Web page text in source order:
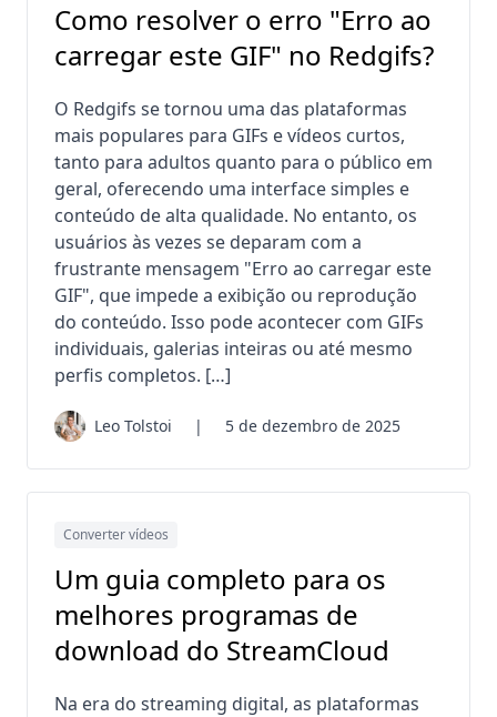
Como resolver o erro "Erro ao
carregar este GIF" no Redgifs?
O Redgifs se tornou uma das plataformas
mais populares para GIFs e vídeos curtos,
tanto para adultos quanto para o público em
geral, oferecendo uma interface simples e
conteúdo de alta qualidade. No entanto, os
usuários às vezes se deparam com a
frustrante mensagem "Erro ao carregar este
GIF", que impede a exibição ou reprodução
do conteúdo. Isso pode acontecer com GIFs
individuais, galerias inteiras ou até mesmo
perfis completos. […]
Leo Tolstoi | 5 de dezembro de 2025
Converter vídeos
Um guia completo para os
melhores programas de
download do StreamCloud
Na era do streaming digital, as plataformas